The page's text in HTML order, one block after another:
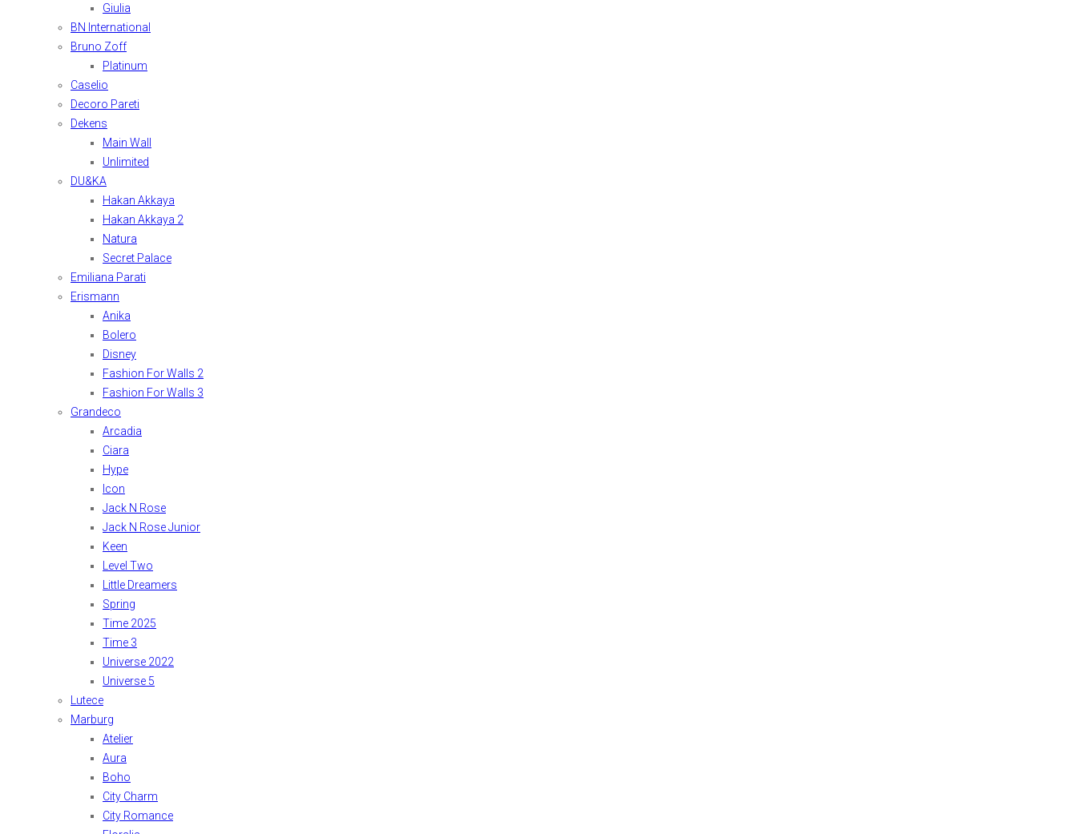
Giulia
BN International
Bruno Zoff
Platinum
Caselio
Decoro Pareti
Dekens
Main Wall
Unlimited
DU&KA
Hakan Akkaya
Hakan Akkaya 2
Natura
Secret Palace
Emiliana Parati
Erismann
Anika
Bolero
Disney
Fashion For Walls 2
Fashion For Walls 3
Grandeco
Arcadia
Ciara
Hype
Icon
Jack N Rose
Jack N Rose Junior
Keen
Level Two
Little Dreamers
Spring
Time 2025
Time 3
Universe 2022
Universe 5
Lutece
Marburg
Atelier
Aura
Boho
City Charm
City Romance